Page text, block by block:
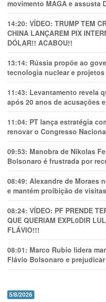
movimento MAGA e assusta
14:20: VÍDEO: TRUMP TEM
CHINA LANÇAREM PIX
DÓLAR!! ACABOU!!
13:14: Rússia propõe ao
tecnologia nuclear e projetos
11:43: Levantamento revela
após 20 anos de acusações
11:04: PT lança estratégia
renovar o Congresso
09:53: Manobra de Nikolas
Bolsonaro é frustrada por
08:49: Alexandre de Moraes
e mantém proibição de
08:24: VÍDEO: PF PRENDE
QUE QUERIAM EXPL0DlR
FLÁVIO!!!
08:01: Marco Rubio lidera
Flávio Bolsonaro e
5/8/2026